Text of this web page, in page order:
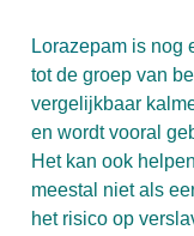
Lorazepam is nog
tot de groep van
vergelijkbaar
en wordt vooral
Het kan ook
meestal niet als
het risico op